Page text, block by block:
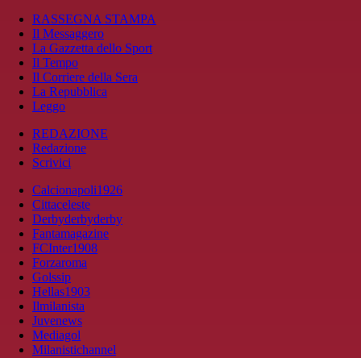
RASSEGNA STAMPA
Il Messaggero
La Gazzetta dello Sport
Il Tempo
Il Corriere della Sera
La Repubblica
Leggo
REDAZIONE
Redazione
Scrivici
Calcionapoli1926
Cittaceleste
Derbyderbyderby
Fantamagazine
FCInter1908
Forzaroma
Golssip
Hellas1903
Ilmilanista
Juvenews
Mediagol
Milanistichannel